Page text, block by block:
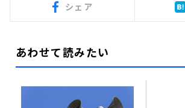
シェア
あわせて読みたい